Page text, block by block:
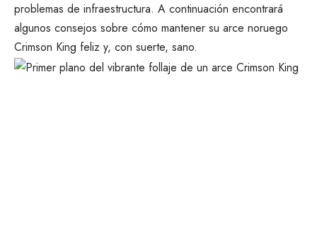
problemas de infraestructura. A continuación encontrará
algunos consejos sobre cómo mantener su arce noruego
Crimson King feliz y, con suerte, sano.